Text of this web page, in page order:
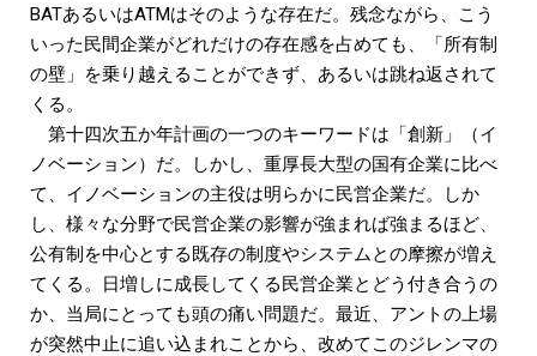
BATあるいはATMはそのような存在だ。残念ながら、こう
いった民間企業がどれだけの存在感を占めても、「所有制
の壁」を乗り越えることができず、あるいは跳ね返されて
くる。
第十四次五か年計画の一つのキーワードは「創新」（イ
ノベーション）だ。しかし、重厚長大型の国有企業に比べ
て、イノベーションの主役は明らかに民営企業だ。しか
し、様々な分野で民営企業の影響が強まれば強まるほど、
公有制を中心とする既存の制度やシステムとの摩擦が増え
てくる。日増しに成長してくる民営企業とどう付き合うの
か、当局にとっても頭の痛い問題だ。最近、アントの上場
が突然中止に追い込まれことから、改めてこのジレンマの